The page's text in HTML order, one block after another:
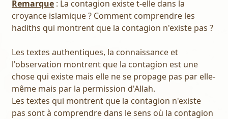
Remarque : La contagion existe t-elle dans la
croyance islamique ? Comment comprendre les
hadiths qui montrent que la contagion n'existe pas ?
Les textes authentiques, la connaissance et
l'observation montrent que la contagion est une
chose qui existe mais elle ne se propage pas par elle-
même mais par la permission d'Allah.
Les textes qui montrent que la contagion n'existe
pas sont à comprendre dans le sens où la contagion